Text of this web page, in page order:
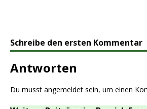
Schreibe den ersten Kommentar
Antworten
Du musst angemeldet sein, um einen